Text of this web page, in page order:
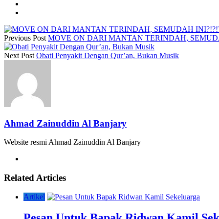
Previous Post MOVE ON DARI MANTAN TERINDAH,
Next Post Obati Penyakit Dengan Qur’an, Bukan Musik
Ahmad Zainuddin Al Banjary
Website resmi Ahmad Zainuddin Al Banjary
Related Articles
Artikel